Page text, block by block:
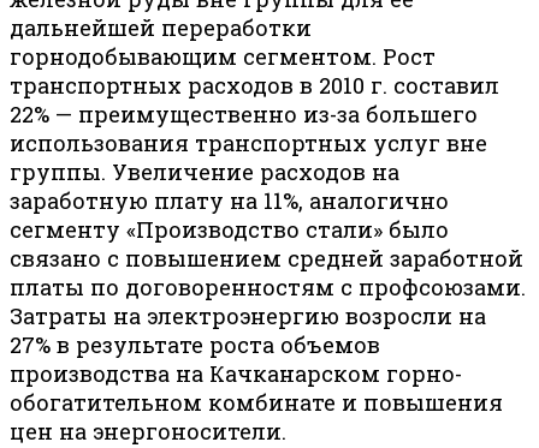
дальнейшей переработки
горнодобывающим сегментом. Рост
транспортных расходов в 2010 г. составил
22% — преимущественно из-за большего
использования транспортных услуг вне
группы. Увеличение расходов на
заработную плату на 11%, аналогично
сегменту «Производство стали» было
связано с повышением средней заработной
платы по договоренностям с профсоюзами.
Затраты на электроэнергию возросли на
27% в результате роста объемов
производства на Качканарском горно-
обогатительном комбинате и повышения
цен на энергоносители.